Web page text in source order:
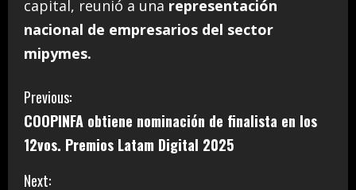
capital, reunió a una representación
nacional de empresarios del sector
mipymes.
C
o
n
Previous:
COOPINFA obtiene nominación de finalista en los
12vos. Premios Latam Digital 2025
Next: